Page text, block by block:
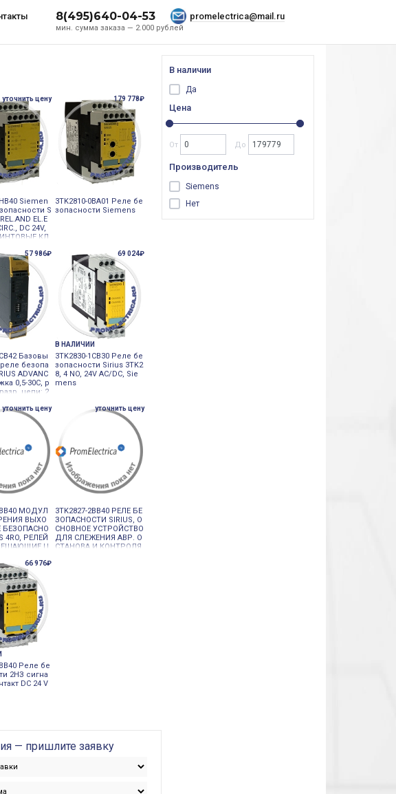
мин. сумма заказа — 2.000 рублей
8(495)640-04-53 promelectrica@mail.ru
уточнить цену
Siemen
S
EL.E
DC 24V,
КЛ
179 778₽
3TK2810-0BA01 Реле бе
зопасности Siemens
57 986₽
Базовы
безопа
ADVANC
0,5-30С, р
цепи: 2
напр. управ
69 024₽
В НАЛИЧИИ
3TK2830-1CB30 Реле бе
зопасности Sirius 3TK2
8, 4 NO, 24V AC/DC, Sie
mens
уточнить цену
МОДУЛ
ВЫХО
БЕЗОПАСНО
4RO, РЕЛЕЙ
Ц
СИГНА
СВЯЗИ: 1
НО
уточнить цену
3TK2827-2BB40 РЕЛЕ БЕ
ЗОПАСНОСТИ SIRIUS, О
СНОВНОЕ УСТРОЙСТВО
ДЛЯ СЛЕЖЕНИЯ АВР. О
СТАНОВА И КОНТРОЛЯ
66 976₽
Реле бе
2НЗ сигна
DC 24 V
— пришлите заявку
В наличии
Да
Цена
От До
Производитель
Siemens
Нет